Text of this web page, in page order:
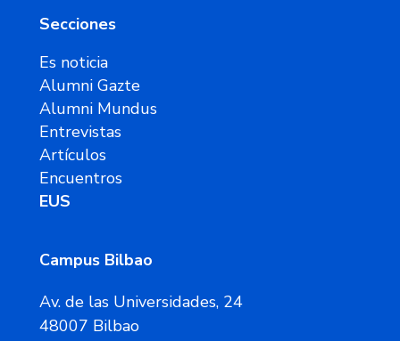
Secciones
Es noticia
Alumni Gazte
Alumni Mundus
Entrevistas
Artículos
Encuentros
EUS
Campus Bilbao
Av. de las Universidades, 24
48007 Bilbao